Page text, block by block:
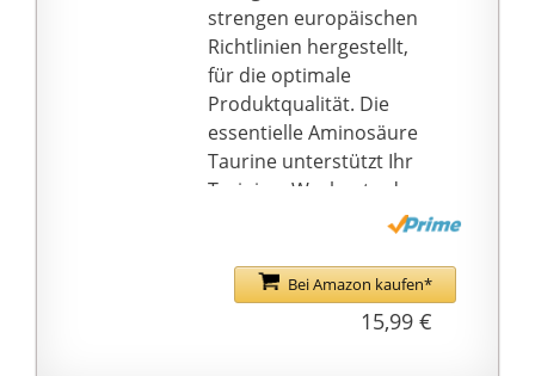
strengen europäischen
Richtlinien hergestellt,
für die optimale
Produktqualität. Die
essentielle Aminosäure
Taurine unterstützt Ihr
Training, Workout oder
Taurin - Die Taurin
Kapseln sind für
Veganer und Vegetarier
Bei Amazon kaufen*
15,99 €